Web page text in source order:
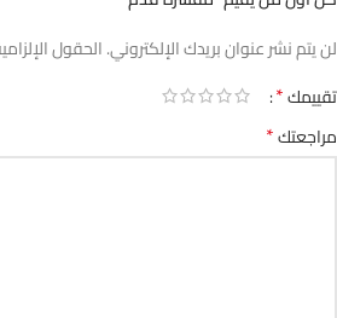
لن يتم نشر عنوان بريدك الإلكتروني.الحقول
تقييمك*
مراجعتك*